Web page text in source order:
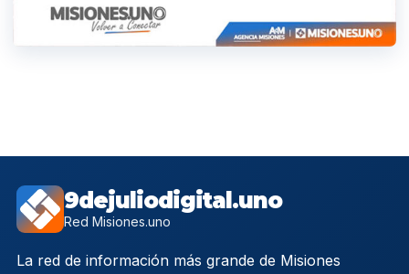
9dejuliodigital.uno
Red Misiones.uno
La red de información más grande de Misiones